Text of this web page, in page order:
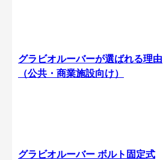
グラビオルーバーが選ばれる理由
（公共・商業施設向け）
グラビオルーバー ボルト固定式